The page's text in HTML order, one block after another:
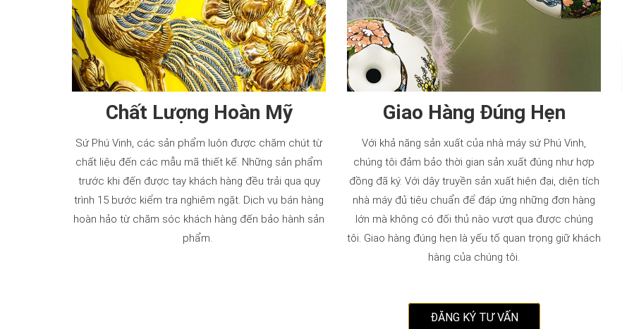
Chất Lượng Hoàn Mỹ
Sứ Phú Vinh, các sản phẩm luôn được chăm chút từ
chất liệu đến các mẫu mã thiết kế. Những sản phẩm
trước khi đến được tay khách hàng đều trải qua quy
trình 15 bước kiểm tra nghiêm ngặt. Dịch vụ bán hàng
hoàn hảo từ chăm sóc khách hàng đến bảo hành sản
phẩm.
Giao Hàng Đúng Hẹn
Với khả năng sản xuất của nhà máy sứ Phú Vinh,
chúng tôi đảm bảo thời gian sản xuất đúng như hợp
đồng đã ký. Với dây truyền sản xuất hiện đại, diện tích
nhà máy đủ tiêu chuẩn để đáp ứng những đơn hàng
lớn mà không có đối thủ nào vượt qua được chúng
tôi. Giao hàng đúng hẹn là yếu tố quan trọng giữ khách
hàng của chúng tôi.
ĐĂNG KÝ TƯ VẤN